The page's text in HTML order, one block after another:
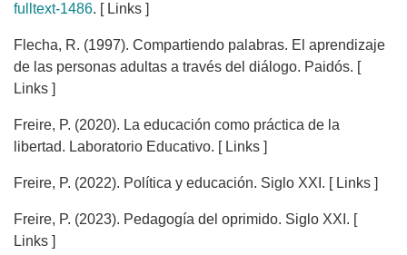
fulltext-1486. [ Links ]
Flecha, R. (1997). Compartiendo palabras. El aprendizaje
de las personas adultas a través del diálogo. Paidós. [
Links ]
Freire, P. (2020). La educación como práctica de la
libertad. Laboratorio Educativo. [ Links ]
Freire, P. (2022). Política y educación. Siglo XXI. [ Links ]
Freire, P. (2023). Pedagogía del oprimido. Siglo XXI. [
Links ]